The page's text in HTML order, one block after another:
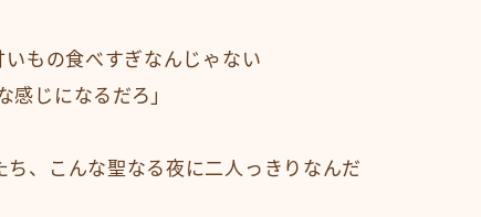
もの食べすぎなんじゃない
じになるだろ」
、こんな聖なる夜に二人っきりなんだ